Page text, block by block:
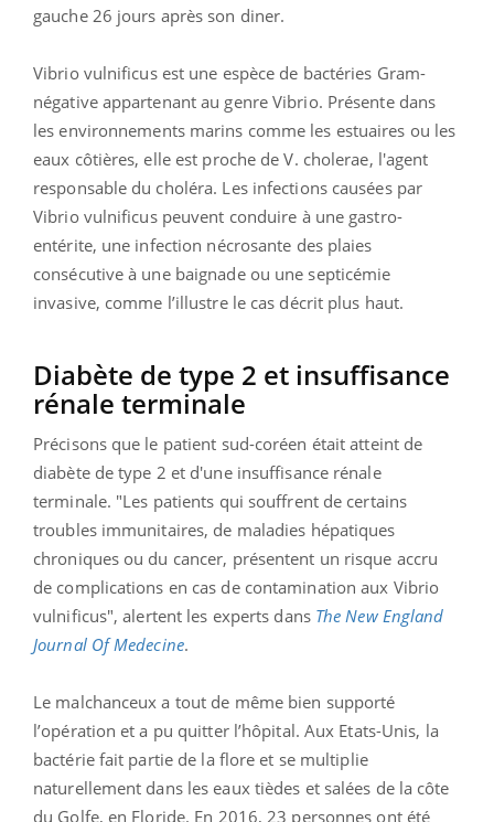
gauche 26 jours après son diner.
Vibrio vulnificus est une espèce de bactéries Gram-
négative appartenant au genre Vibrio. Présente dans
les environnements marins comme les estuaires ou les
eaux côtières, elle est proche de V. cholerae, l'agent
responsable du choléra. Les infections causées par
Vibrio vulnificus peuvent conduire à une gastro-
entérite, une infection nécrosante des plaies
consécutive à une baignade ou une septicémie
invasive, comme l’illustre le cas décrit plus haut.
Diabète de type 2 et insuffisance
rénale terminale
Précisons que le patient sud-coréen était atteint de
diabète de type 2 et d'une insuffisance rénale
terminale. "Les patients qui souffrent de certains
troubles immunitaires, de maladies hépatiques
chroniques ou du cancer, présentent un risque accru
de complications en cas de contamination aux Vibrio
vulnificus", alertent les experts dans The New England
Journal Of Medecine.
Le malchanceux a tout de même bien supporté
l’opération et a pu quitter l’hôpital. Aux Etats-Unis, la
bactérie fait partie de la flore et se multiplie
naturellement dans les eaux tièdes et salées de la côte
du Golfe, en Floride. En 2016, 23 personnes ont été